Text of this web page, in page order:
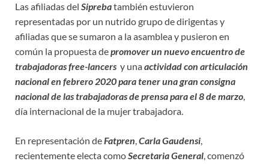
Las afiliadas del Siprebatambién estuvieron
representadas por un nutrido grupo de dirigentas y
afiliadas que se sumaron a la asamblea y pusieron en
común la propuesta depromover un nuevo encuentro de
trabajadoras free-lancers y unaactividad con articulación
nacional en febrero 2020 para tener una gran consigna
nacional de las trabajadoras de prensa para el 8 de marzo,
día internacional de la mujer trabajadora.
En representación deFatpren,Carla Gaudensi,
recientemente electa comoSecretaria General, comenzó